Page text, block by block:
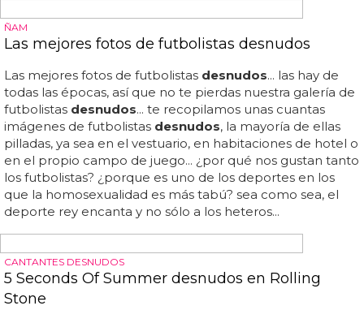
HERMANOS DESNUDOS
Fotos de los gemelos Suminski desnudos
Aunque para barrocos sus cuerpos tatuados o el